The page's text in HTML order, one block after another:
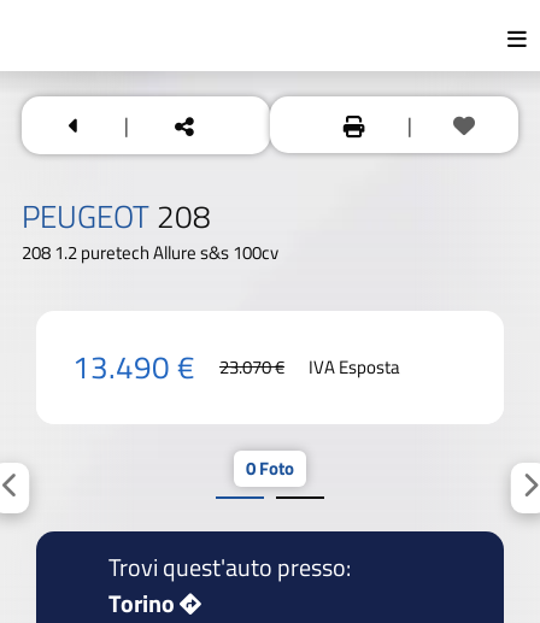
| |
PEUGEOT208
208 1.2 puretech Allure s&s 100cv
13.490 € 23.070 € IVA Esposta
0 Foto
Trovi quest'auto presso:
Torino